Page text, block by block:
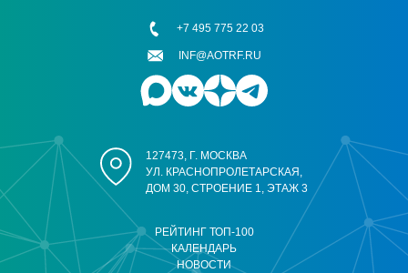
РЕЙТИНГ ТОП-100
КАЛЕНДАРЬ
НОВОСТИ
127473, Г. МОСКВА
УЛ. КРАСНОПРОЛЕТАРСКАЯ,
ДОМ 30, СТРОЕНИЕ 1, ЭТАЖ 3
+7 495 775 22 03
INF@AOTRF.RU